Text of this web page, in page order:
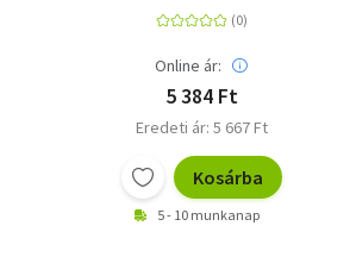
Online ár:
5 384 Ft
Eredeti ár: 5 667 Ft
Kosárba
5 - 10 munkanap